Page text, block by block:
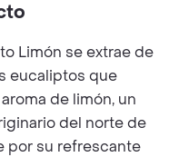
Limón se extrae de
eucaliptos que
de limón, un
del norte de
por su refrescante